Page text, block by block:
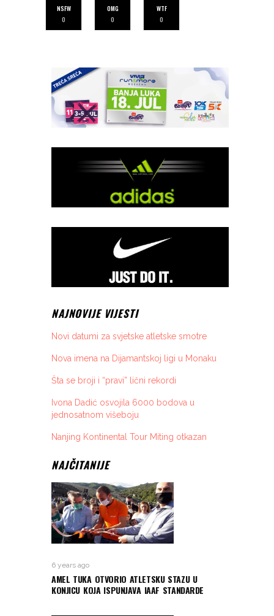
NSFW
0
OMG
0
WTF
0
NAJNOVIJE VIJESTI
Novi datumi za svjetske atletske smotre
Nova imena na Dijamantskoj ligi u Monaku
Šta se broji i “pravi” lični rekordi
Ivona Dadić osvojila 6000 bodova u
jednosatnom višeboju
Nanjing Kontinental Tour Miting otkazan
NAJČITANIJE
6 years ago
AMEL TUKA OTVORIO ATLETSKU STAZU U
KONJICU KOJA ISPUNJAVA IAAF STANDARDE